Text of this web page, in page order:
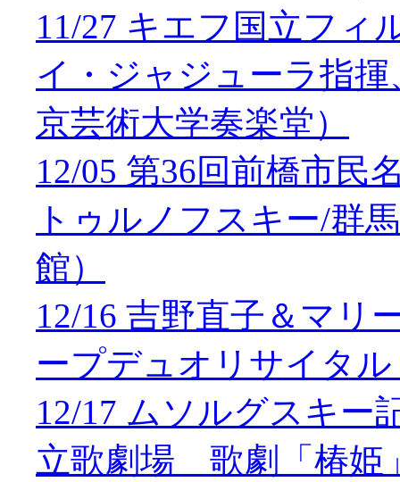
11/27 キエフ国立フィ
イ・ジャジューラ指
京芸術大学奏楽堂）
12/05 第36回前橋市
トゥルノフスキー/群
館）
12/16 吉野直子＆マ
ープデュオリサイタ
12/17 ムソルグスキー
立歌劇場 歌劇「椿姫